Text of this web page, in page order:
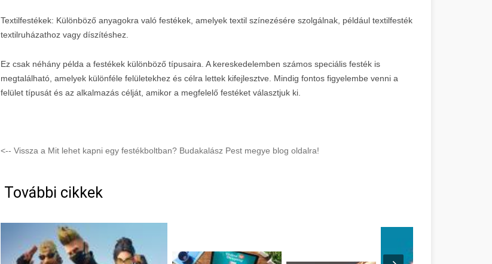
Textilfestékek: Különböző anyagokra való festékek, amelyek textil színezésére szolgálnak, például textilfesték
textilruházathoz vagy díszítéshez.
Ez csak néhány példa a festékek különböző típusaira. A kereskedelemben számos speciális festék is
megtalálható, amelyek különféle felületekhez és célra lettek kifejlesztve. Mindig fontos figyelembe venni a
felület típusát és az alkalmazás célját, amikor a megfelelő festéket választjuk ki.
<-- Vissza a Mit lehet kapni egy festékboltban? Budakalász Pest megye blog oldalra!
További cikkek